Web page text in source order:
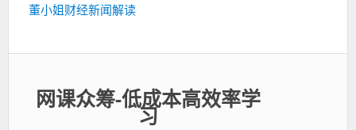
下
董小姐财经新闻解读
网课众筹-低成本高效率学
习